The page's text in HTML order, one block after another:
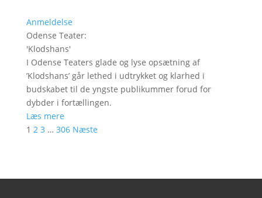
Anmeldelse
Odense Teater:
'Klodshans'
I Odense Teaters glade og lyse opsætning af
’Klodshans’ går lethed i udtrykket og klarhed i
budskabet til de yngste publikummer forud for
dybder i fortællingen.
Læs mere
1 2 3 … 306 Næste